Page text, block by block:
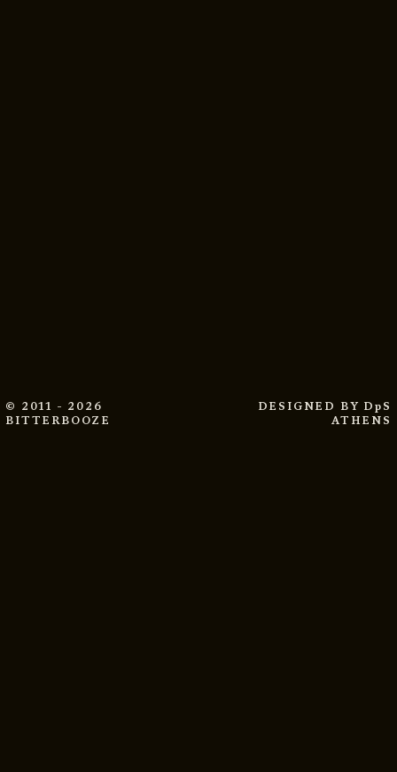
© 2011 - 2026
BITTERBOOZE
DESIGNED BY DpS
ATHENS